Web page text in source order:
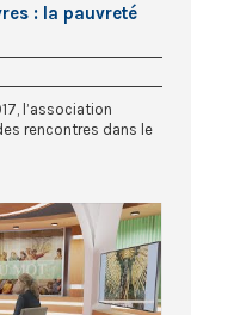
: la pauvreté
l’association
rencontres dans le